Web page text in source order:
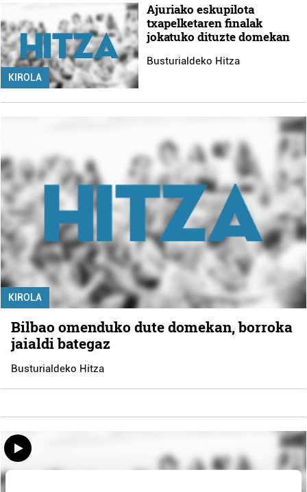
KIROLA
Ajuriako eskupilota
txapelketaren finalak
jokatuko dituzte domekan
Busturialdeko Hitza
KIROLA
Bilbao omenduko dute domekan, borroka
jaialdi bategaz
Busturialdeko Hitza